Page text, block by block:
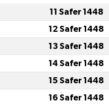
11 Safer 1448
12 Safer 1448
13 Safer 1448
14 Safer 1448
15 Safer 1448
16 Safer 1448